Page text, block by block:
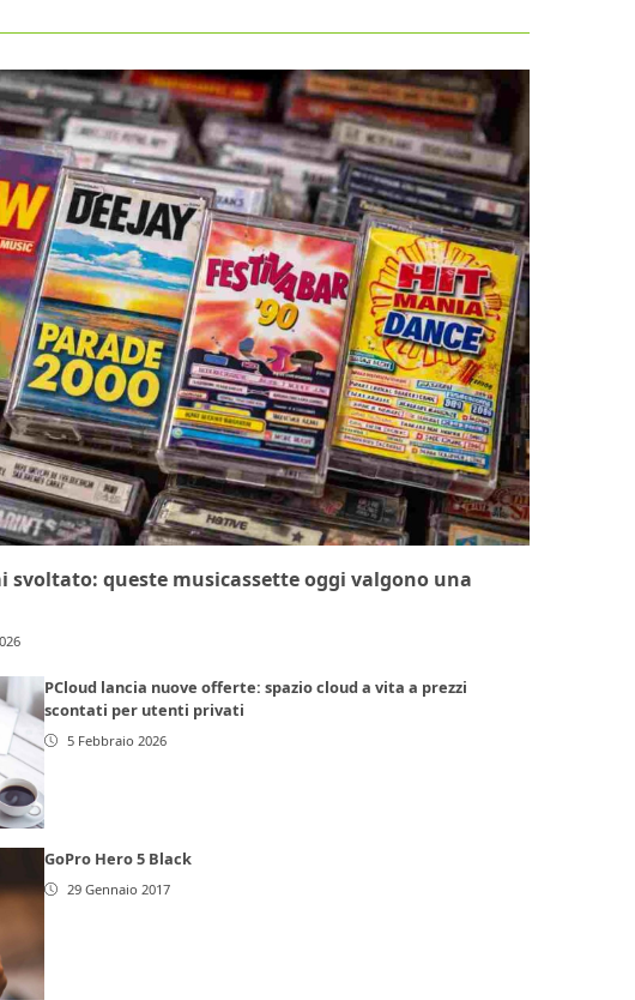
svoltato: queste musicassette oggi valgono una
PCloud lancia nuove offerte: spazio cloud a vita a prezzi
scontati per utenti privati
5 Febbraio 2026
GoPro Hero 5 Black
29 Gennaio 2017